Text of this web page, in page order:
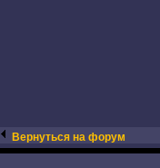
Вернуться на форум